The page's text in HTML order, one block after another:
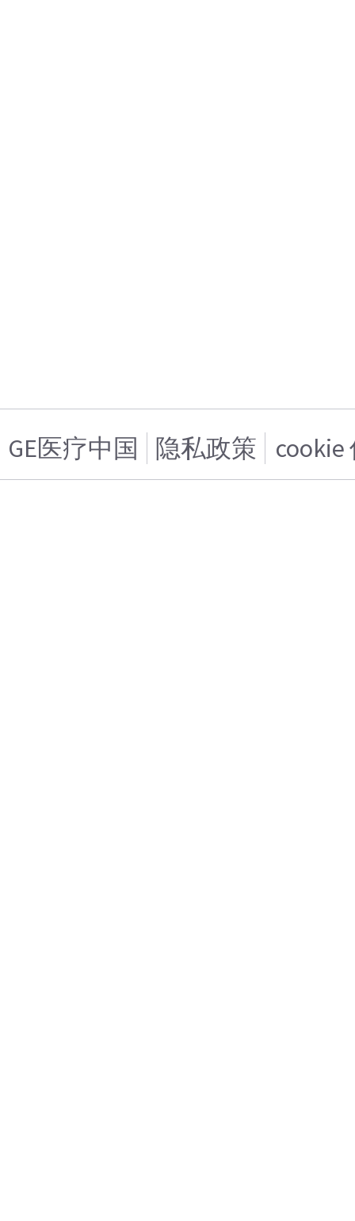
GE医疗中国 隐私政策 cookie